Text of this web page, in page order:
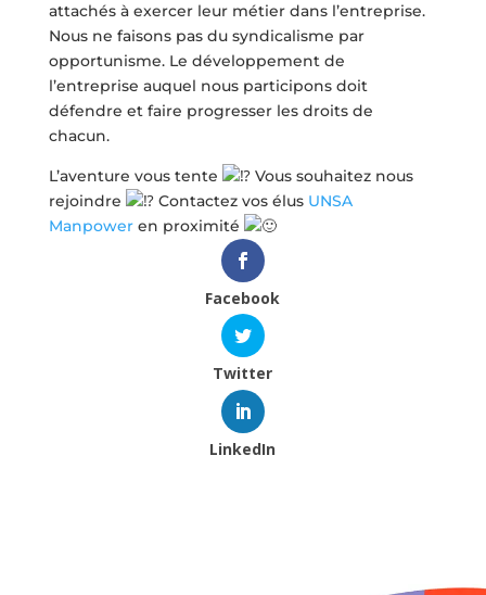
attachés à exercer leur métier dans l’entreprise.
Nous ne faisons pas du syndicalisme par
opportunisme. Le développement de
l’entreprise auquel nous participons doit
défendre et faire progresser les droits de
chacun.
L’aventure vous tente
Vous souhaitez nous
rejoindre
Contactez vos élus UNSA
Manpoweren proximité
Facebook
Twitter
LinkedIn